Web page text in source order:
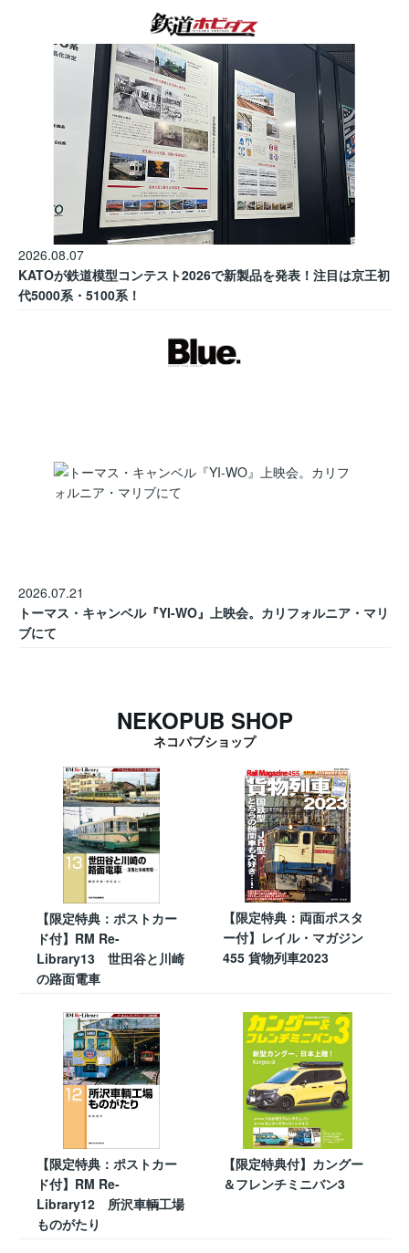
2026.08.07
KATOが鉄道模型コンテスト2026で新製品を発表！注目は京王初
代5000系・5100系！
2026.07.21
トーマス・キャンベル『YI-WO』上映会。カリフォルニア・マリ
ブにて
NEKOPUB SHOP
ネコパブショップ
【限定特典：ポストカー
ド付】RM Re-
Library13 世田谷と川崎
の路面電車
【限定特典：両面ポスタ
ー付】レイル・マガジン
455 貨物列車2023
【限定特典：ポストカー
ド付】RM Re-
Library12 所沢車輌工場
ものがたり
【限定特典付】カングー
＆フレンチミニバン3